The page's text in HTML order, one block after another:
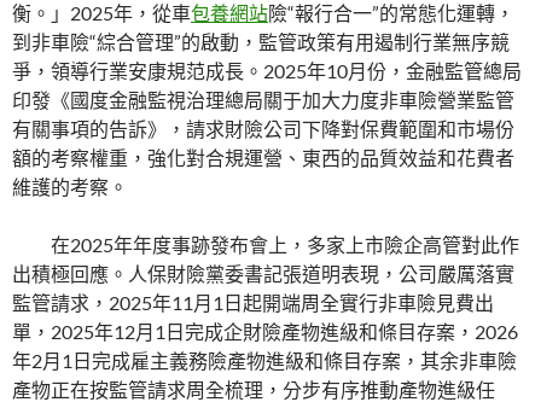
衡。」2025年，從車包養網站險“報行合一”的常態化運轉，
到非車險“綜合管理”的啟動，監管政策有用遏制行業無序競
爭，領導行業安康規范成長。2025年10月份，金融監管總局
印發《國度金融監視治理總局關于加大力度非車險營業監管
有關事項的告訴》，請求財險公司下降對保費範圍和市場份
額的考察權重，強化對合規運營、東西的品質效益和花費者
維護的考察。
在2025年年度事跡發布會上，多家上市險企高管對此作
出積極回應。人保財險黨委書記張道明表現，公司嚴厲落實
監管請求，2025年11月1日起開端周全實行非車險見費出
單，2025年12月1日完成企財險產物進級和條目存案，2026
年2月1日完成雇主義務險產物進級和條目存案，其余非車險
產物正在按監管請求周全梳理，分步有序推動產物進級任